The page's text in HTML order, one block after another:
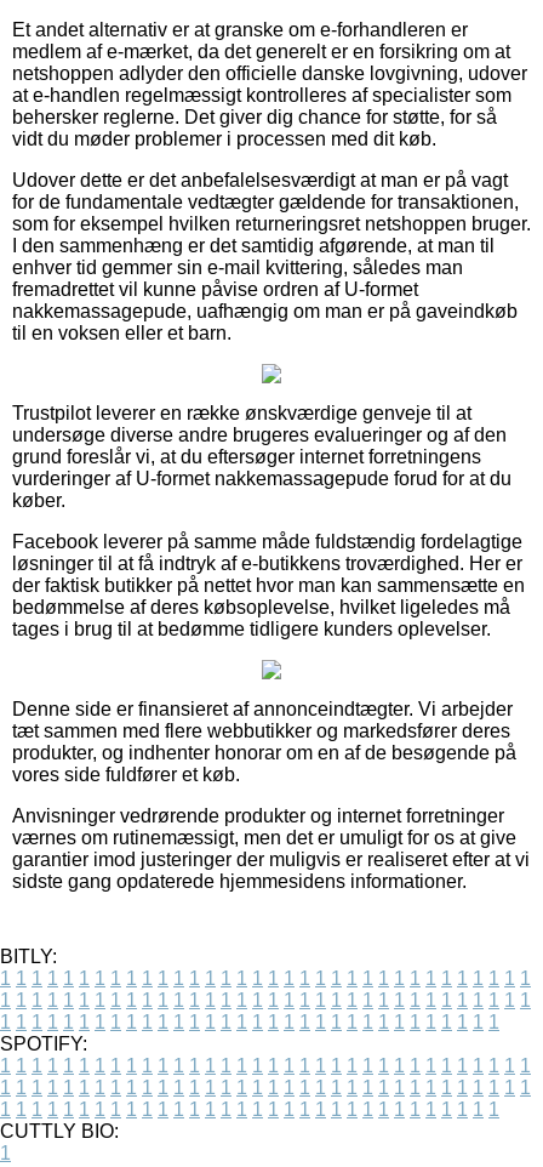
Et andet alternativ er at granske om e-forhandleren er
medlem af e-mærket, da det generelt er en forsikring om at
netshoppen adlyder den officielle danske lovgivning, udover
at e-handlen regelmæssigt kontrolleres af specialister som
behersker reglerne. Det giver dig chance for støtte, for så
vidt du møder problemer i processen med dit køb.
Udover dette er det anbefalelsesværdigt at man er på vagt
for de fundamentale vedtægter gældende for transaktionen,
som for eksempel hvilken returneringsret netshoppen bruger.
I den sammenhæng er det samtidig afgørende, at man til
enhver tid gemmer sin e-mail kvittering, således man
fremadrettet vil kunne påvise ordren af U-formet
nakkemassagepude, uafhængig om man er på gaveindkøb
til en voksen eller et barn.
Trustpilot leverer en række ønskværdige genveje til at
undersøge diverse andre brugeres evalueringer og af den
grund foreslår vi, at du eftersøger internet forretningens
vurderinger af U-formet nakkemassagepude forud for at du
køber.
Facebook leverer på samme måde fuldstændig fordelagtige
løsninger til at få indtryk af e-butikkens troværdighed. Her er
der faktisk butikker på nettet hvor man kan sammensætte en
bedømmelse af deres købsoplevelse, hvilket ligeledes må
tages i brug til at bedømme tidligere kunders oplevelser.
Denne side er finansieret af annonceindtægter. Vi arbejder
tæt sammen med flere webbutikker og markedsfører deres
produkter, og indhenter honorar om en af de besøgende på
vores side fuldfører et køb.
Anvisninger vedrørende produkter og internet forretninger
værnes om rutinemæssigt, men det er umuligt for os at give
garantier imod justeringer der muligvis er realiseret efter at vi
sidste gang opdaterede hjemmesidens informationer.
BITLY:
1 1 1 1 1 1 1 1 1 1 1 1 1 1 1 1 1 1 1 1 1 1 1 1 1 1 1 1 1 1 1 1 1 1
1 1 1 1 1 1 1 1 1 1 1 1 1 1 1 1 1 1 1 1 1 1 1 1 1 1 1 1 1 1 1 1 1 1
1 1 1 1 1 1 1 1 1 1 1 1 1 1 1 1 1 1 1 1 1 1 1 1 1 1 1 1 1 1 1 1
SPOTIFY:
1 1 1 1 1 1 1 1 1 1 1 1 1 1 1 1 1 1 1 1 1 1 1 1 1 1 1 1 1 1 1 1 1 1
1 1 1 1 1 1 1 1 1 1 1 1 1 1 1 1 1 1 1 1 1 1 1 1 1 1 1 1 1 1 1 1 1 1
1 1 1 1 1 1 1 1 1 1 1 1 1 1 1 1 1 1 1 1 1 1 1 1 1 1 1 1 1 1 1 1
CUTTLY BIO:
1